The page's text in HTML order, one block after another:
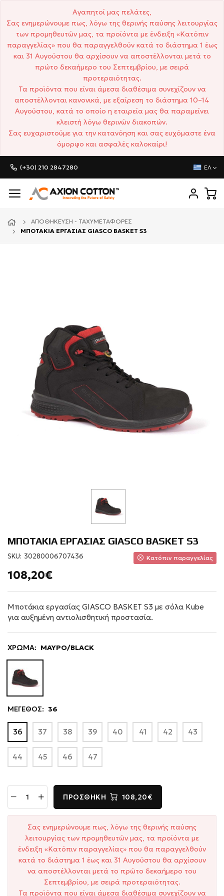
Αγαπητοί μας πελάτες,
Σας ενημερώνουμε πως, λόγω της θερινής παύσης λειτουργίας
των προμηθευτών μας, τα προϊόντα με ένδειξη «Κατόπιν
παραγγελίας» που θα παραγγελθούν κατά το διάστημα 1 έως
και 31 Αυγούστου θα αρχίσουν να αποστέλλονται μετά το
πρώτο δεκαήμερο του Σεπτεμβρίου, με σειρά
προτεραιότητας.
Τα προϊόντα που είναι άμεσα διαθέσιμα συνεχίζουν να
αποστέλλονται κανονικά, με εξαίρεση το διάστημα 10–14
Αυγούστου, κατά το οποίο η εταιρεία μας θα παραμείνει
κλειστή λόγω θερινών διακοπών.
Σας ευχαριστούμε για την κατανόηση και σας ευχόμαστε ένα
όμορφο και ασφαλές καλοκαίρι!
(+30) 210 2847280 ΕΛ
ΑΠΟΘΉΚΕΥΣΗ - ΤΑΧΥΜΕΤΑΦΟΡΈΣ
ΜΠΟΤΑΚΙΑ ΕΡΓΑΣΙΑΣ GIASCO BASKET S3
ΜΠΟΤΑΚΙΑ ΕΡΓΑΣΙΑΣ GIASCO BASKET S3
SKU: 30280006707436 Κατόπιν παραγγελίας
108,20€
Μποτάκια εργασίας GIASCO BASKET S3 με σόλα Kube
για αυξημένη αντιολισθητική προστασία.
ΧΡΩΜΑ: ΜΑΥΡΟ/BLACK
ΜΕΓΕΘΟΣ: 36
36 37 38 39 40 41 42 43
44 45 46 47
ΠΡΟΣΘΉΚΗ 108,20€
Σας ενημερώνουμε πως, λόγω της θερινής παύσης
λειτουργίας των προμηθευτών μας, τα προϊόντα με
ένδειξη «Κατόπιν παραγγελίας» που θα παραγγελθούν
κατά το διάστημα 1 έως και 31 Αυγούστου θα αρχίσουν
να αποστέλλονται μετά το πρώτο δεκαήμερο του
Σεπτεμβρίου, με σειρά προτεραιότητας.
Τα προϊόντα που είναι άμεσα διαθέσιμα συνεχίζουν να